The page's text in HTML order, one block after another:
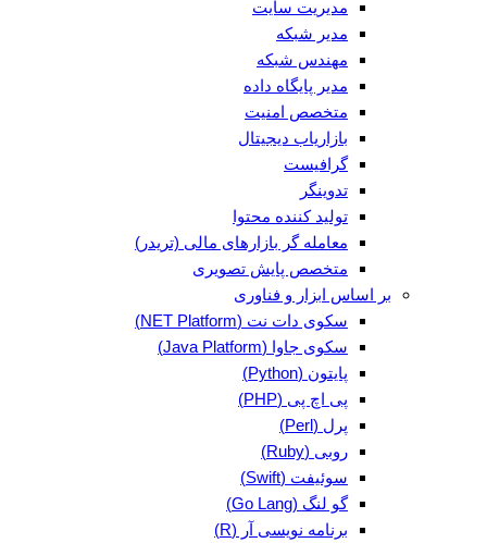
مدیریت سایت
مدیر شبکه
مهندس شبکه
مدیر پایگاه داده
متخصص امنیت
بازاریاب دیجیتال
گرافیست
تدوینگر
تولید کننده محتوا
معامله گر بازارهای مالی (تریدر)
متخصص پایش تصویری
بر اساس ابزار و فناوری
سکوی دات نت (NET Platform)
سکوی جاوا (Java Platform)
پایتون (Python)
پی اچ پی (PHP)
پرل (Perl)
روبی (Ruby)
سوئیفت (Swift)
گو لنگ (Go Lang)
برنامه نویسی آر (R)